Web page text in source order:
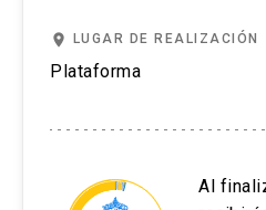
culturales atribuidos
La conducción de la
Investigación acción
place LUGAR DE REALIZACIÓN
Plataforma
Al